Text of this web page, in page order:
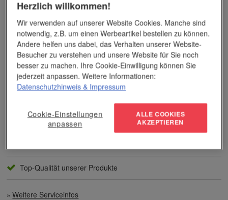
Das Unternehmen verfügt über jahrzehntelange Erfahrung im
Dieses Wissen kommt unseren Kunden tagtäglich zugute,
insbesondere wenn es um professionellen Werbedruckund
andere Veredelungsverfahren geht.
Unser Service
Zahlen per Rechnung
Top-Qualität unserer Produkte
Weitere Serviceinfos
Herzlich willkommen!
Wir verwenden auf unserer Website Cookies. Manche sind
notwendig, z.B. um einen Werbeartikel bestellen zu können.
Andere helfen uns dabei, das Verhalten unserer Website-
Besucher zu verstehen und unsere Website für Sie noch
besser zu machen. Ihre Cookie-Einwilligung können Sie
jederzeit anpassen. Weitere Informationen:
Datenschutzhinweis & Impressum
Cookie-Einstellungen
anpassen
ALLE COOKIES
AKZEPTIEREN